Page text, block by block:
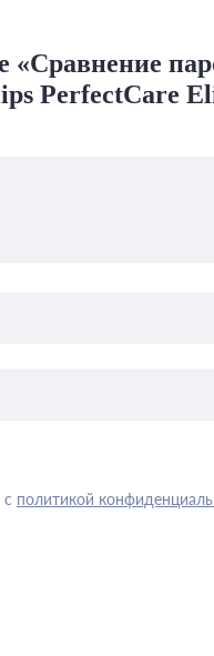
«Сравнение
PerfectCare
политикой